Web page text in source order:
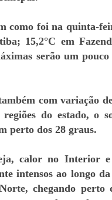
como foi na quinta-
15,2°C em
serão um
com variação
do estado, o
perto dos 28 graus.
calor no Interior
intensos ao longo
chegando